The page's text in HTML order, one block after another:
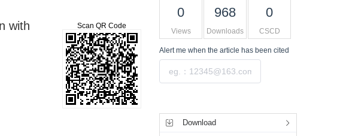
with
Scan QR Code
0
Views
968
Downloads
0
CSCD
Alert me when the article has been cited
Download